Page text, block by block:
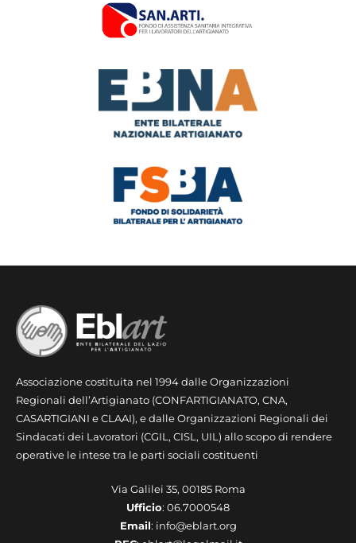
Associazione costituita nel 1994 dalle Organizzazioni
Regionali dell’Artigianato (CONFARTIGIANATO, CNA,
CASARTIGIANI e CLAAI), e dalle Organizzazioni Regionali dei
Sindacati dei Lavoratori (CGIL, CISL, UIL) allo scopo di rendere
operative le intese tra le parti sociali costituenti
Via Galilei 35, 00185 Roma
Ufficio: 06.7000548
Email: info@eblart.org